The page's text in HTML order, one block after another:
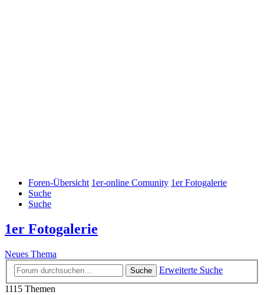
Foren-Übersicht 1er-online Comunity 1er Fotogalerie
Suche
Suche
1er Fotogalerie
Neues Thema
Suche
Erweiterte Suche
1115 Themen